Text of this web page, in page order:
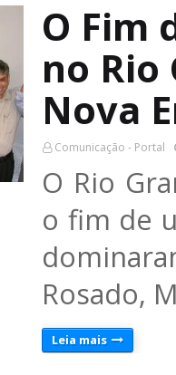
O Fim
no
Nova
Comunicação - Portal
O Rio
o fim de
Rosado,
Leia mais